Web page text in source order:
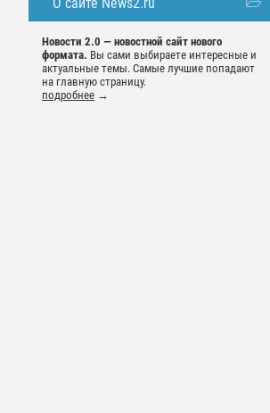
Новости 2.0 — новостной сайт нового
формата. Вы сами выбираете интересные и
актуальные темы. Самые лучшие попадают
на главную страницу.
подробнее →